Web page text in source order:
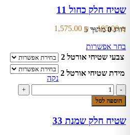
האפשרויות
בעמוד
המוצר
כחול
שטיח חלק כחול 11
דורג0מתוך 5105.00₪
–
1,575.00 ₪
עד
בחר אפשרות
זה
מספר
האפשרויות
בעמוד
צבעי שטיחי אורטל 2
מידת שטיחי אורטל 2
נקה
כמות
של
שטיח
שמנת
הוספה לסל
שטיח חלק שמנת 33